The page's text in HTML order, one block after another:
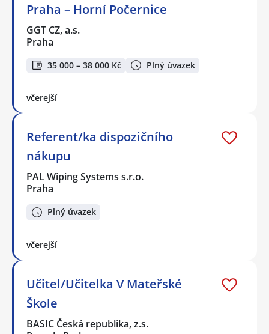
Praha – Horní Počernice
GGT CZ, a.s.
Praha
35 000 – 38 000 Kč Plný úvazek
včerejší
Referent/ka dispozičního
nákupu
PAL Wiping Systems s.r.o.
Praha
Plný úvazek
včerejší
Učitel/Učitelka V Mateřské
Škole
BASIC Česká republika, z.s.